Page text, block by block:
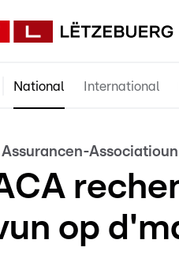
National International
Assurancen-Associatioun
op